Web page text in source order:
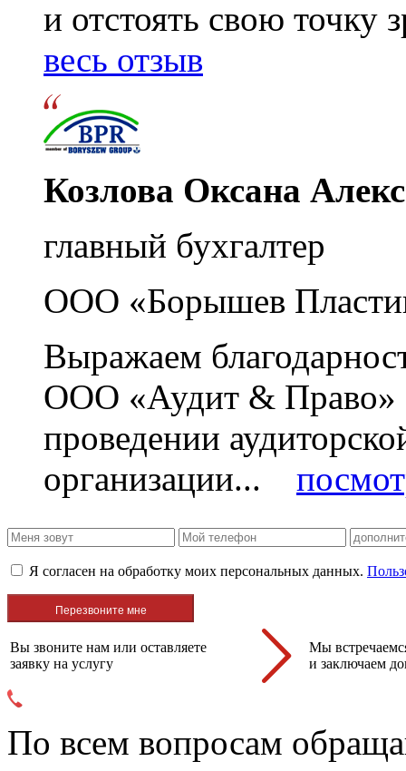
и отстоять свою
весь отзыв
Козлова Оксана
главный бухгалтер
ООО «Борышев
Выражаем
ООО «Аудит & Право»
проведении
организации...
Я согласен на обработку моих персональных данных.
Вы звоните нам или оставляете
заявку на услугу
Мы
и заключаем
По всем вопросам